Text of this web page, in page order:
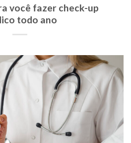
você fazer check-up
todo ano